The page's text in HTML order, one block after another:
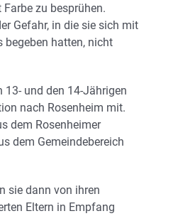
zu besprühen.
Gefahr, in die sie sich mit
begeben hatten, nicht
13- und den 14-Jährigen
nach Rosenheim mit.
dem Rosenheimer
dem Gemeindebereich
sie dann von ihren
Eltern in Empfang